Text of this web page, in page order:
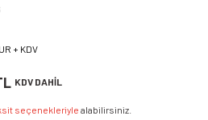
+ KDV
KDV DAHİL
seçenekleriyle alabilirsiniz.